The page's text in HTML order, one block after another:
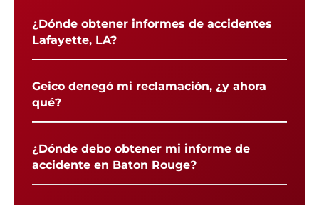
¿Dónde obtener informes de accidentes
Lafayette, LA?
Geico denegó mi reclamación, ¿y ahora
qué?
¿Dónde debo obtener mi informe de
accidente en Baton Rouge?